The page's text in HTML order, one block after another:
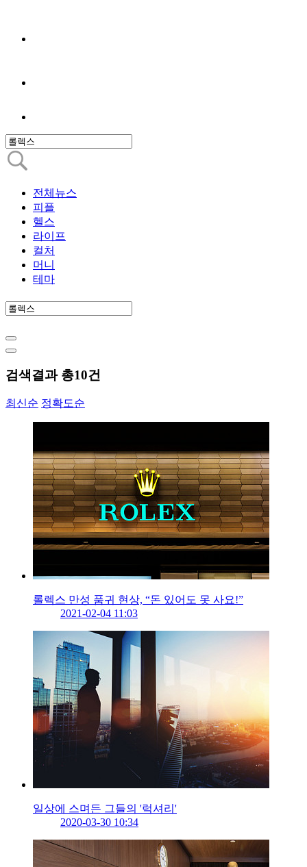
전체뉴스
피플
헬스
라이프
컬처
머니
테마
검색결과 총10건
최신순 정확도순
롤렉스 만성 품귀 현상, “돈 있어도 못 사요!”
2021-02-04 11:03
일상에 스며든 그들의 '럭셔리'
2020-03-30 10:34